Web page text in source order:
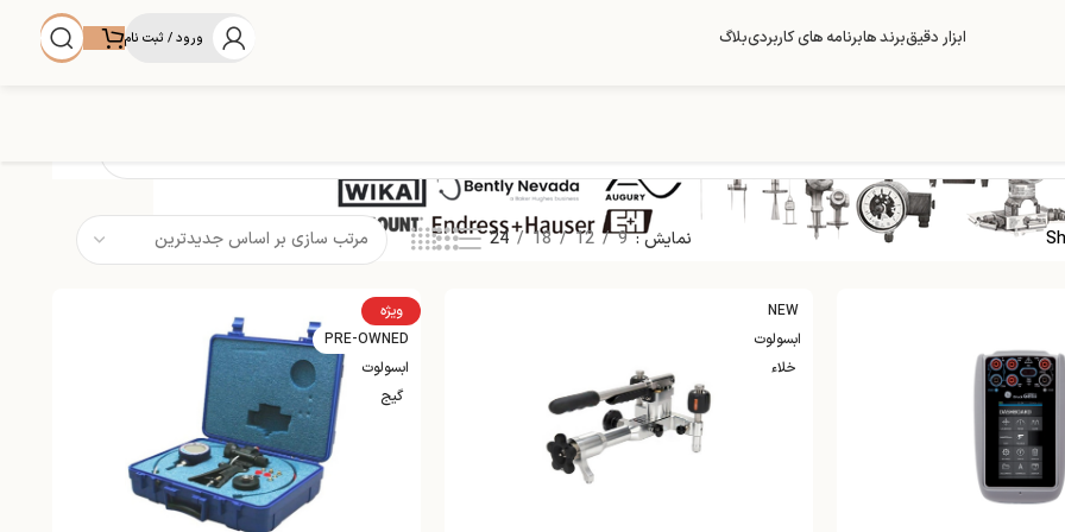
ابزار دقیقبرند هابرنامه های کاربردیبلاگ ورود / ثبت نام
نمایش 9
12
18
24
NEW
ابسولوت
خلاء
ویژه
PRE-OWNED
ابسولوت
گیج